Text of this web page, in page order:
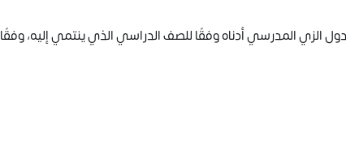
المدرسي أدناه وفقًا للصف الدراسي الذي ينتمي إليه، وفقًا